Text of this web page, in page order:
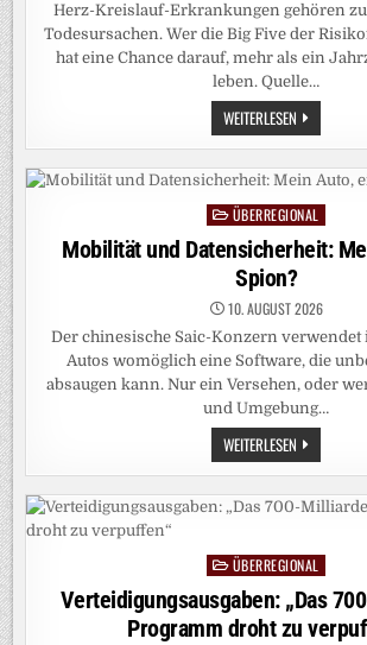
Herz-Kreislauf-Erkrankungen gehören
Todesursachen. Wer die Big Five der
hat eine Chance darauf, mehr als ein
leben. Quelle…
WEITERLESEN HERZ
UND
KREISLAUF:
SO
KÖNNEN
MEHR
ALS
ZEHN
JAHRE
LEBENSZEIT
Posted
in
ÜBERREGIONAL
Mobilität und Datensicherheit:
Spion?
10. AUGUST 2026
Der chinesische Saic-Konzern
Autos womöglich eine Software, die
absaugen kann. Nur ein Versehen, oder
und Umgebung…
WEITERLESEN MOBILITÄT
UND
MEIN
AUTO,
PostedÜBERREGIONAL
Verteidigungsausgaben: „Das
Programm droht zu